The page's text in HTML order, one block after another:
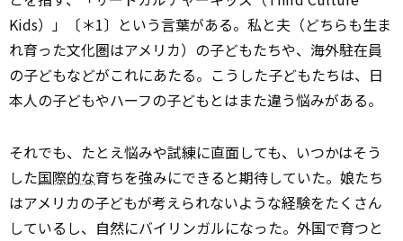
Kids）」〔＊1〕という言葉がある。私と夫（どちらも生ま
れ育った文化圏はアメリカ）の子どもたちや、海外駐在員
の子どもなどがこれにあたる。こうした子どもたちは、日
本人の子どもやハーフの子どもとはまた違う悩みがある。
それでも、たとえ悩みや試練に直面しても、いつかはそう
した国際的な育ちを強みにできると期待していた。娘たち
はアメリカの子どもが考えられないような経験をたくさん
しているし、自然にバイリンガルになった。外国で育つと